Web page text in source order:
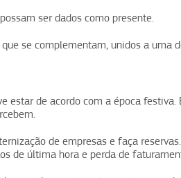
ser dados como presente.
se complementam, unidos a uma
estar de acordo com a época festiva.
de empresas e faça
de última hora e perda de